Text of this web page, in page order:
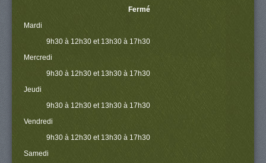
Fermé
Mardi
9h30 à 12h30 et 13h30 à 17h30
Mercredi
9h30 à 12h30 et 13h30 à 17h30
Jeudi
9h30 à 12h30 et 13h30 à 17h30
Vendredi
9h30 à 12h30 et 13h30 à 17h30
Samedi